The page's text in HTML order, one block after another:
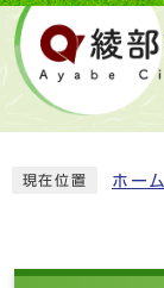
現在位置 ホーム